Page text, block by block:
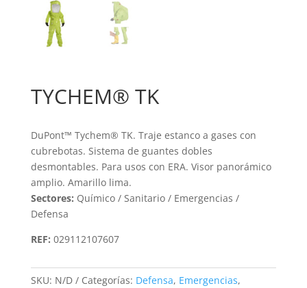
TYCHEM® TK
DuPont™ Tychem® TK. Traje estanco a gases con
cubrebotas. Sistema de guantes dobles
desmontables. Para usos con ERA. Visor panorámico
amplio. Amarillo lima.
Sectores: Químico / Sanitario / Emergencias /
Defensa
REF: 029112107607
SKU: N/D Categorías: Defensa, Emergencias,